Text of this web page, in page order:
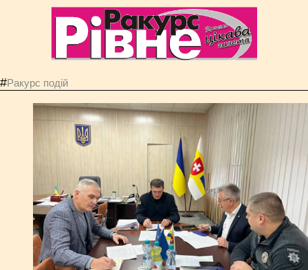
#Ракурс подій